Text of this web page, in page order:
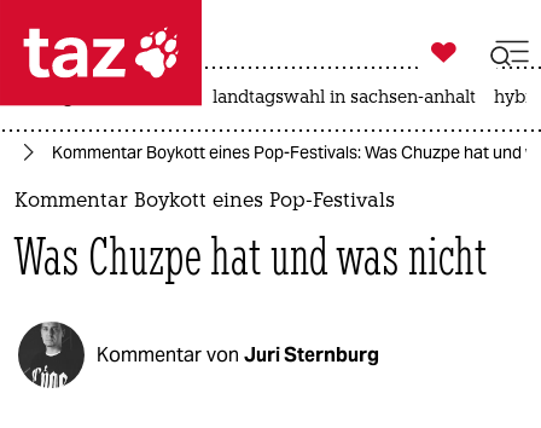
 taz zahl ich
taz zahl ich
politik
öko
gesellschaft

taz zahl ich
landtagswahl in sachsen-anhalt
Kommentar Boykott eines Pop-Festivals: Was Chuzpe hat und
Kommentar Boykott eines Pop-Festivals
Was Chuzpe hat und was nicht
Kommentar von Juri Sternburg